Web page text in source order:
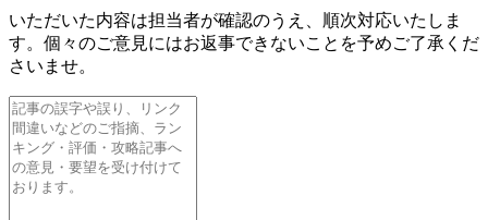
いただいた内容は担当者が確認のうえ、順次対応いたしま
す。個々のご意見にはお返事できないことを予めご了承くだ
さいませ。